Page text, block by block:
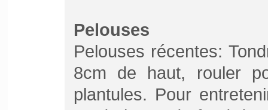
Pelouses
Pelouses récentes:
8cm de haut, rouler
plantules. Pour